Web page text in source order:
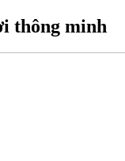
thông minh